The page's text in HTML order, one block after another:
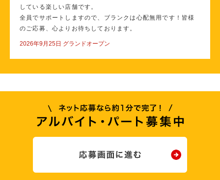
している楽しい店舗です。
全員でサポートしますので、ブランクは心配無用です！皆様
のご応募、心よりお待ちしております。
2026年9月25日 グランドオープン